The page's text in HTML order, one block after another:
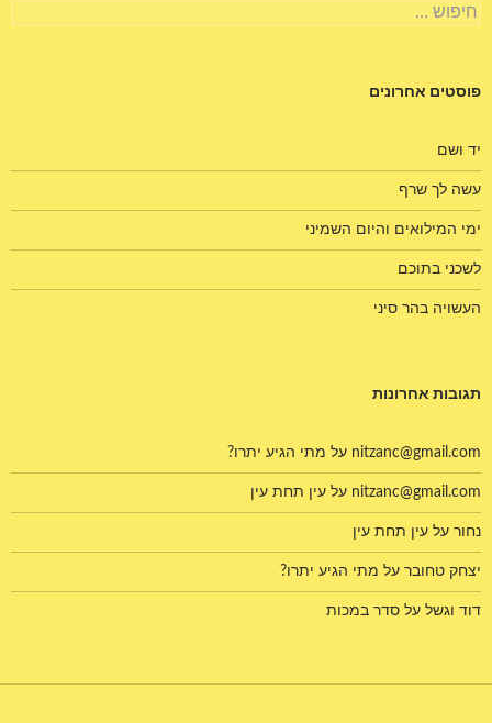
חיפוש:
פוסטים אחרונים
יד ושם
עשה לך שרף
ימי המילואים והיום השמיני
לשכני בתוכם
העשויה בהר סיני
תגובות אחרונות
nitzanc@gmail.com על מתי הגיע יתרו?
nitzanc@gmail.com על עין תחת עין
נחור על עין תחת עין
יצחק טחובר על מתי הגיע יתרו?
דוד וגשל על סדר במכות